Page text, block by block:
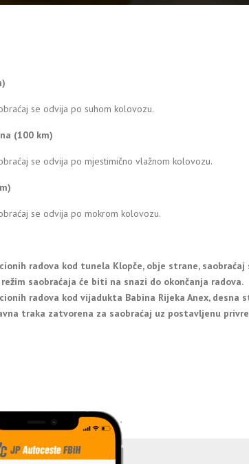
se odvija po suhom kolovozu.
(100 km)
se odvija po mjestimično vlažnom kolovozu.
se odvija po mokrom kolovozu.
radova kod tunela Klopče, obje strane,
saobraćaja će biti na snazi do okončanja radova.
radova kod vijadukta Babina Rijeka Anex,
traka zatvorena za saobraćaj uz postavljenu